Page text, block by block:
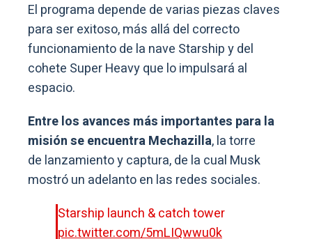
El programa depende de varias piezas claves
para ser exitoso, más allá del correcto
funcionamiento de la nave Starship y del
cohete Super Heavy que lo impulsará al
espacio.
Entre los avances más importantes para la
misión se encuentra Mechazilla, la torre
de lanzamiento y captura, de la cual Musk
mostró un adelanto en las redes sociales.
Starship launch & catch tower
pic.twitter.com/5mLIQwwu0k